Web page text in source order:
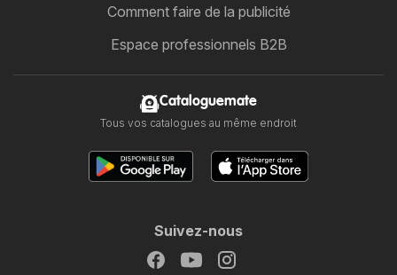
Comment faire de la publicité
Espace professionnels B2B
Cataloguemate
Tous vos catalogues au même endroit
Suivez-nous